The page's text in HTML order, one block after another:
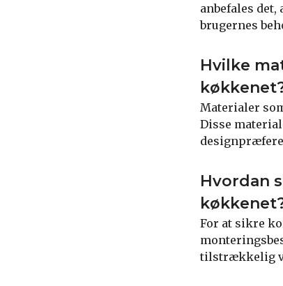
anbefales
brugernes
Hvilke
Materialer
Disse
Hvordan
For at sikre
tilstrækkelig